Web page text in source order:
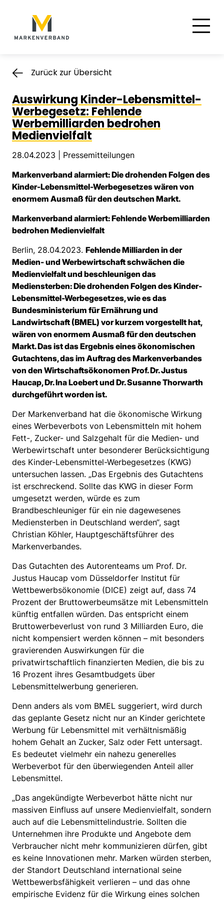
Hauptnavigation
Zurück zur Übersicht
Auswirkung Kinder-Lebensmittel-
Werbegesetz: Fehlende
Werbemilliarden bedrohen
Medienvielfalt
28.04.2023 | Pressemitteilungen
Markenverband alarmiert: Die drohenden Folgen des
Kinder-Lebensmittel-Werbegesetzes wären von
enormem Ausmaß für den deutschen Markt.
Markenverband alarmiert: Fehlende Werbemilliarden
bedrohen Medienvielfalt
Berlin, 28.04.2023. Fehlende Milliarden in der
Medien- und Werbewirtschaft schwächen die
Medienvielfalt und beschleunigen das
Mediensterben: Die drohenden Folgen des Kinder-
Lebensmittel-Werbegesetzes, wie es das
Bundesministerium für Ernährung und
Landwirtschaft (BMEL) vor kurzem vorgestellt hat,
wären von enormem Ausmaß für den deutschen
Markt. Das ist das Ergebnis eines ökonomischen
Gutachtens, das im Auftrag des Markenverbandes
von den Wirtschaftsökonomen Prof. Dr. Justus
Haucap, Dr. Ina Loebert und Dr. Susanne Thorwarth
durchgeführt worden ist.
Der Markenverband hat die ökonomische Wirkung
eines Werbeverbots von Lebensmitteln mit hohem
Fett-, Zucker- und Salzgehalt für die Medien- und
Werbewirtschaft unter besonderer Berücksichtigung
des Kinder-Lebensmittel-Werbegesetzes (KWG)
untersuchen lassen. „Das Ergebnis des Gutachtens
ist erschreckend. Sollte das KWG in dieser Form
umgesetzt werden, würde es zum
Brandbeschleuniger für ein nie dagewesenes
Mediensterben in Deutschland werden“, sagt
Christian Köhler, Hauptgeschäftsführer des
Markenverbandes.
Das Gutachten des Autorenteams um Prof. Dr.
Justus Haucap vom Düsseldorfer Institut für
Wettbewerbsökonomie (DICE) zeigt auf, dass 74
Prozent der Bruttowerbeumsätze mit Lebensmitteln
künftig entfallen würden. Das entspricht einem
Bruttowerbeverlust von rund 3 Milliarden Euro, die
nicht kompensiert werden können – mit besonders
gravierenden Auswirkungen für die
privatwirtschaftlich finanzierten Medien, die bis zu
16 Prozent ihres Gesamtbudgets über
Lebensmittelwerbung generieren.
Denn anders als vom BMEL suggeriert, wird durch
das geplante Gesetz nicht nur an Kinder gerichtete
Werbung für Lebensmittel mit verhältnismäßig
hohem Gehalt an Zucker, Salz oder Fett untersagt.
Es bedeutet vielmehr ein nahezu generelles
Werbeverbot für den überwiegenden Anteil aller
Lebensmittel.
„Das angekündigte Werbeverbot hätte nicht nur
massiven Einfluss auf unsere Medienvielfalt, sondern
auch auf die Lebensmittelindustrie. Sollten die
Unternehmen ihre Produkte und Angebote dem
Verbraucher nicht mehr kommunizieren dürfen, gibt
es keine Innovationen mehr. Marken würden sterben,
der Standort Deutschland international seine
Wettbewerbsfähigkeit verlieren – und das ohne
empirische Evidenz für die Wirkung eines solchen